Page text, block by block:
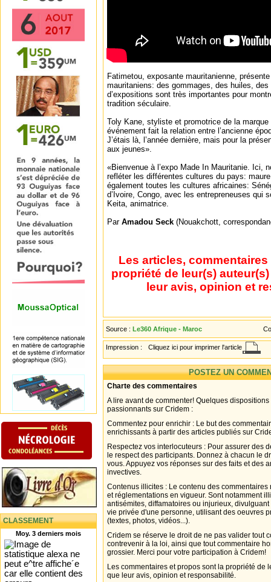
CLASSEMENT
Moy. 3 derniers mois
Fatimetou, exposante mauritanienne,
mauritaniens: des gommages, des huiles,
d’expositions sont très importantes pour
tradition séculaire.
Toly Kane, styliste et promotrice de la
événement fait la relation entre l’ancienne
J’étais là, l’année dernière, mais pour la
aux jeunes».
«Bienvenue à l’expo Made In Mauritanie. Ici,
refléter les différentes cultures du pays:
également toutes les cultures africaines:
d’Ivoire, Congo, avec les entrepreneuses qui
Keita, animatrice.
Par Amadou Seck (Nouakchott,
Les articles,
propriété de leur(s)
leur avis, opinion et
Source : Le360 Afrique - Maroc
Impression : Cliquez ici pour imprimer l'article
POSTEZ UN
Charte des commentaires
A lire avant de commenter! Quelques
passionnants sur Cridem :
Commentez pour enrichir : Le but des
enrichissants à partir des articles publiés sur
Respectez vos interlocuteurs : Pour assurer des
le respect des participants. Donnez à chacun le
vous. Appuyez vos réponses sur des faits et des
invectives.
Contenus illicites : Le contenu des
et réglementations en vigueur. Sont notamment
antisémites, diffamatoires ou injurieux,
vie privée d'une personne, utilisant des oeuvres
(textes, photos, vidéos...).
Cridem se réserve le droit de ne pas valider tout
contrevenir à la loi, ainsi que tout commentaire
grossier. Merci pour votre participation à Cridem!
Les commentaires et propos sont la propriété de
que leur avis, opinion et responsabilité.